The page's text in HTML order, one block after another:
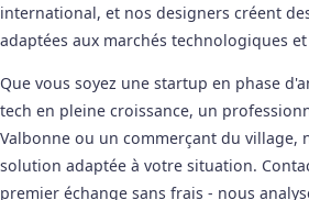
international, et nos designers créent
adaptées aux marchés technologiques
Que vous soyez une startup en phase
tech en pleine croissance, un
Valbonne ou un commerçant du village,
solution adaptée à votre situation.
premier échange sans frais - nous